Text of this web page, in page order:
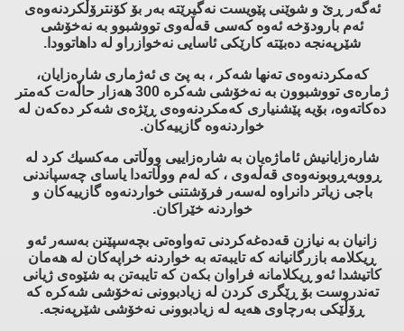
ئه‌گه‌ر ڕێ و شوێنی پێویست نه‌گیرێته‌ به‌ر بۆ كۆنترۆڵكردنه‌وه‌ی
ئه‌م بارودۆخه‌ ئه‌وه‌ كه‌سی قه‌ڵه‌وی تووشبوو به‌ نه‌خۆشی
شێرپه‌نجه‌ ده‌بێته‌ كارێكی ئاسایی نه‌خوازراو له‌ داهاتوودا.
كه‌مكردنه‌وه‌ی ته‌نها شه‌كر ، به‌ پێ ی ئه‌ژماری شاره‌زایان،
ژماره‌ی تووشبوون به‌ نه‌خۆشی شه‌كره‌ 300 هه‌زار حاڵه‌ت كه‌متر
ده‌كاته‌وه‌، بۆیه‌ پێشنیاری كه‌مكردنه‌وه‌ی ڕێژه‌ی شه‌كر ده‌كه‌ن له‌
خواردنه‌وه‌ گازییه‌كان.
شاره‌زایانیش ئاماژه‌یان به‌ شاره‌زاییی ووڵاتی مه‌كسیك كرد له‌
ڕووبه‌ڕوبونه‌وه‌ی قه‌ڵه‌وی ، كه‌ له‌م ووڵاته‌دا یاسای چه‌سپاندنی
باجی زیاتر دانراوه‌ له‌سه‌ر فرۆشتنی خواردنه‌وه‌ گازییه‌كان و
خواردنه‌ خێراكان.
زانیان به‌ نیازن قه‌ده‌غه‌كردنی ته‌واوه‌تی بچه‌سپێنن به‌سه‌ر ئه‌و
ڕیكلامه‌ بازرگانیانه‌ كه‌ تایبه‌ته‌ به‌ خواردنه‌ خراپه‌كان له‌ هه‌مان
كاتیشدا ئه‌و ڕیكلامانه‌ فراوان بكه‌ن كه‌ تایبه‌تن به‌ شێوه‌ی ژیانی
ته‌ندروست بۆ ڕێگری كردن له‌ زیادبوونی نه‌خۆشی شه‌كره‌ كه‌
ڕۆڵێكی به‌رچاوی هه‌یه‌ له‌ زیادبوونی نه‌خۆشی شێرپه‌نجه‌.